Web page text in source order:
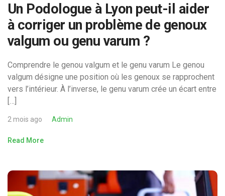
Un Podologue à Lyon peut-il aider
à corriger un problème de genoux
valgum ou genu varum ?
Comprendre le genou valgum et le genu varum Le genou
valgum désigne une position où les genoux se rapprochent
vers l’intérieur. À l’inverse, le genu varum crée un écart entre
[…]
2 mois ago Admin
Read More